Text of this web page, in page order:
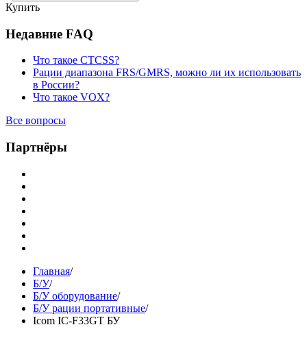
Купить
Недавние FAQ
Что такое CTCSS?
Рации диапазона FRS/GMRS, можно ли их использовать
в России?
Что такое VOX?
Все вопросы
Партнёры
Главная/
Б/У/
Б/У оборудование/
Б/У рации портативные/
Icom IC-F33GT БУ